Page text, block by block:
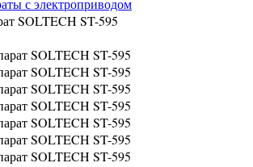
с электроприводом
SOLTECH ST-595